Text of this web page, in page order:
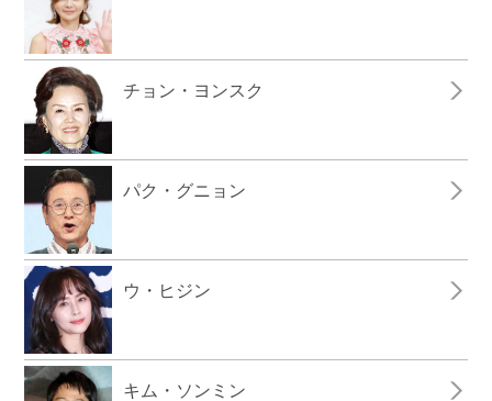
チョン・ヨンスク
パク・グニョン
ウ・ヒジン
キム・ソンミン